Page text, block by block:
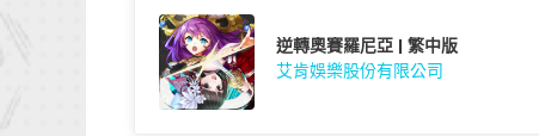
逆轉奧賽羅尼亞 | 繁中版
艾肯娛樂股份有限公司